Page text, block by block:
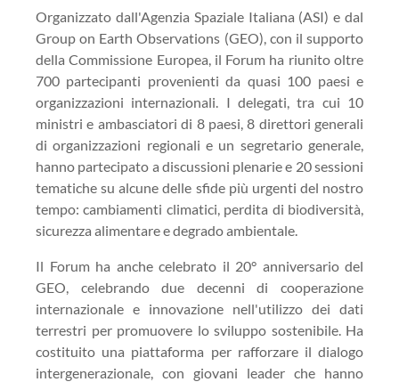
Organizzato dall'Agenzia Spaziale Italiana (ASI) e dal
Group on Earth Observations (GEO), con il supporto
della Commissione Europea, il Forum ha riunito oltre
700 partecipanti provenienti da quasi 100 paesi e
organizzazioni internazionali. I delegati, tra cui 10
ministri e ambasciatori di 8 paesi, 8 direttori generali
di organizzazioni regionali e un segretario generale,
hanno partecipato a discussioni plenarie e 20 sessioni
tematiche su alcune delle sfide più urgenti del nostro
tempo: cambiamenti climatici, perdita di biodiversità,
sicurezza alimentare e degrado ambientale.
Il Forum ha anche celebrato il 20° anniversario del
GEO, celebrando due decenni di cooperazione
internazionale e innovazione nell'utilizzo dei dati
terrestri per promuovere lo sviluppo sostenibile. Ha
costituito una piattaforma per rafforzare il dialogo
intergenerazionale, con giovani leader che hanno